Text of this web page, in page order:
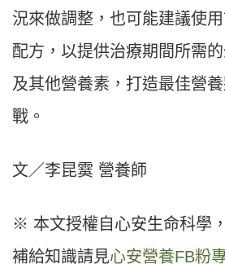
況來做調整，也可能建議使
配方，以提供治療期間所需
及其他營養素，打造最佳營
戰。
文／李昆霙 營養師
※ 本文授權自心安生命科學
補給知識請見心安營養FB粉